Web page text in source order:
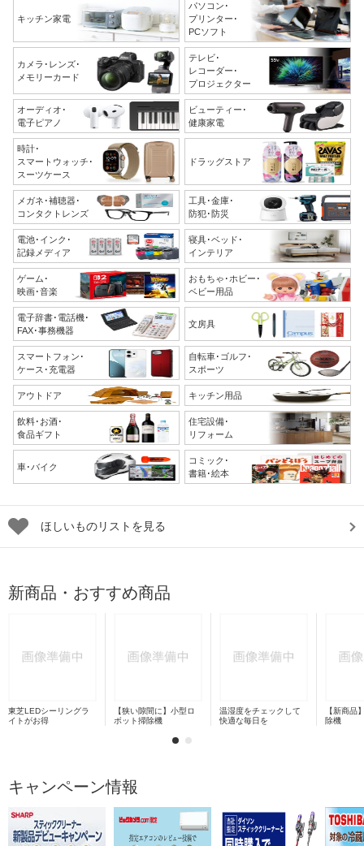
キッチン家電
パソコン･
プリンター･
PCソフト
カメラ･レンズ･
メモリーカード
テレビ･
レコーダー･
プロジェクター
オーディオ･
電子ピアノ
ビューティー･
健康家電
時計･
スマートウォッチ･
スーツケース
ドラッグストア
メガネ･補聴器･
コンタクトレンズ
工具･金庫･
防犯･防災
電池･インク･
記録メディア
寝具･ベッド･
インテリア
ゲーム･
映画･音楽
おもちゃ･ホビー･
ベビー用品
電子辞書･電話機･
FAX･事務機器
文房具
スマートフォン･
ケース･充電器
自転車･ゴルフ･
スポーツ
アウトドア キッチン用品
飲料･お酒･
食品ギフト
住宅設備･
リフォーム
車･バイク
コミック･
書籍･絵本
ほしいものリストを見る
新商品・おすすめ商品
東芝LEDシーリングラ
イトがお得
【狭い隙間に】小型ロ
ボット掃除機
温湿度をチェックして
快適な毎日を
【新商品
除機
キャンペーン情報